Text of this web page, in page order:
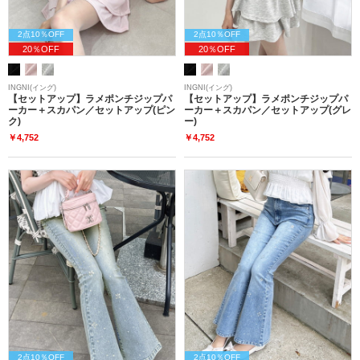
2点10％OFF
20％OFF
INGNI(イング)
【セットアップ】ラメポンチジップパ
ーカー＋スカパン／セットアップ(ピン
ク)
￥4,752
2点10％OFF
20％OFF
INGNI(イング)
【セットアップ】ラメポンチジップパ
ーカー＋スカパン／セットアップ(グレ
ー)
￥4,752
2点10％OFF 2点10％OFF